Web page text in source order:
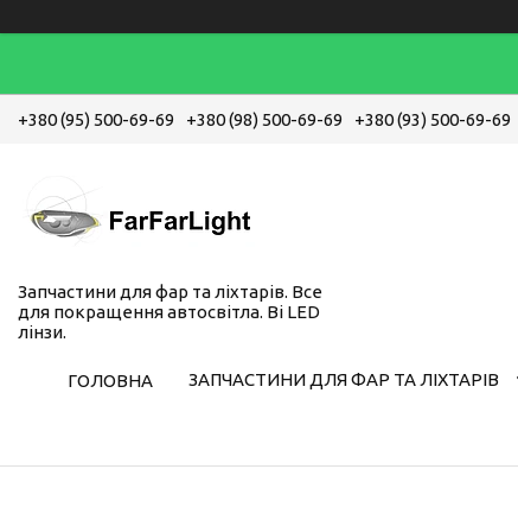
+380 (95) 500-69-69 +380 (98) 500-69-69 +380 (93) 500-69-69
Запчастини для фар та ліхтарів. Все
для покращення автосвітла. Bi LED
лінзи.
ГОЛОВНА ЗАПЧАСТИНИ ДЛЯ ФАР ТА ЛІХТАРІВ